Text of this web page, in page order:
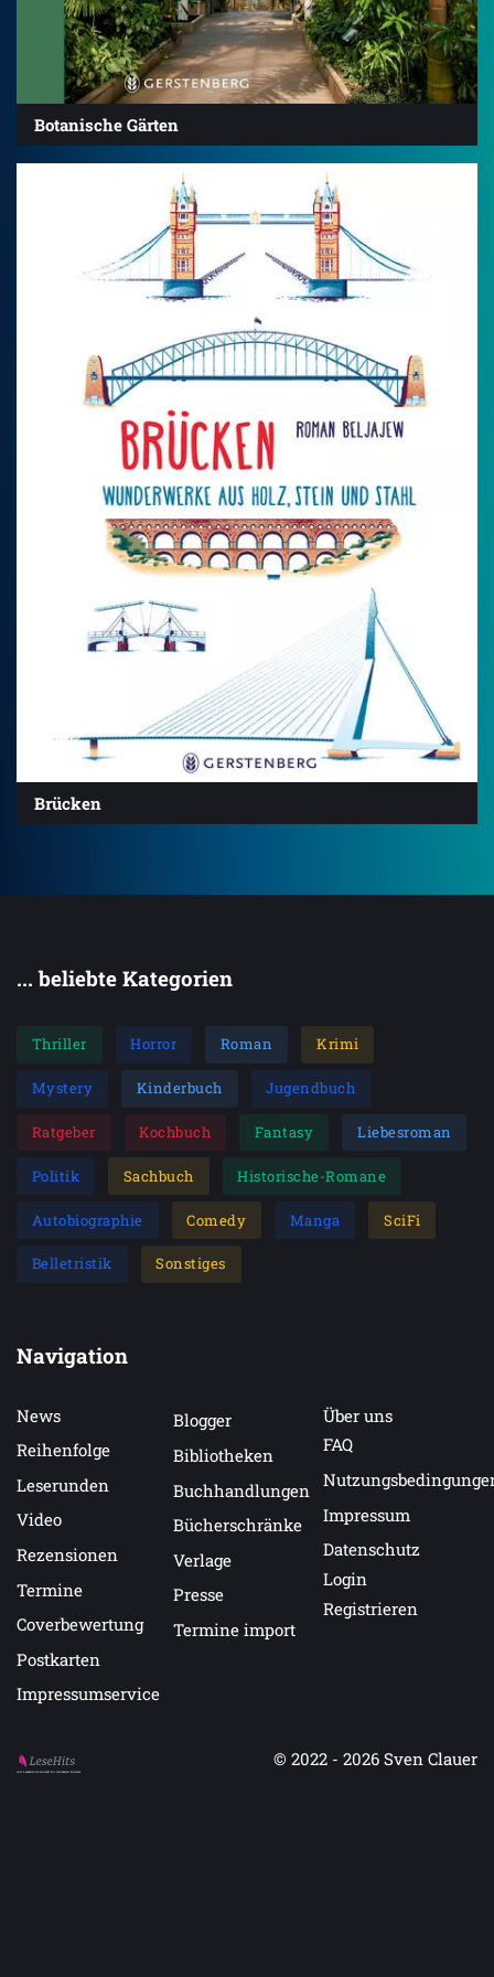
Botanische Gärten
Brücken
... beliebte Kategorien
Thriller Horror Roman Krimi
Mystery Kinderbuch Jugendbuch
Ratgeber Kochbuch Fantasy Liebesroman
Politik Sachbuch Historische-Romane
Autobiographie Comedy Manga SciFi
Belletristik Sonstiges
Navigation
News
Reihenfolge
Leserunden
Video
Rezensionen
Termine
Coverbewertung
Postkarten
Impressumservice
Blogger
Bibliotheken
Buchhandlungen
Bücherschränke
Verlage
Presse
Termine import
Über uns
FAQ
Impressum
Datenschutz
Login
Registrieren
Auf LeseHits.de findest Du die besten Bücher.
© 2022 - 2026 Sven Clauer